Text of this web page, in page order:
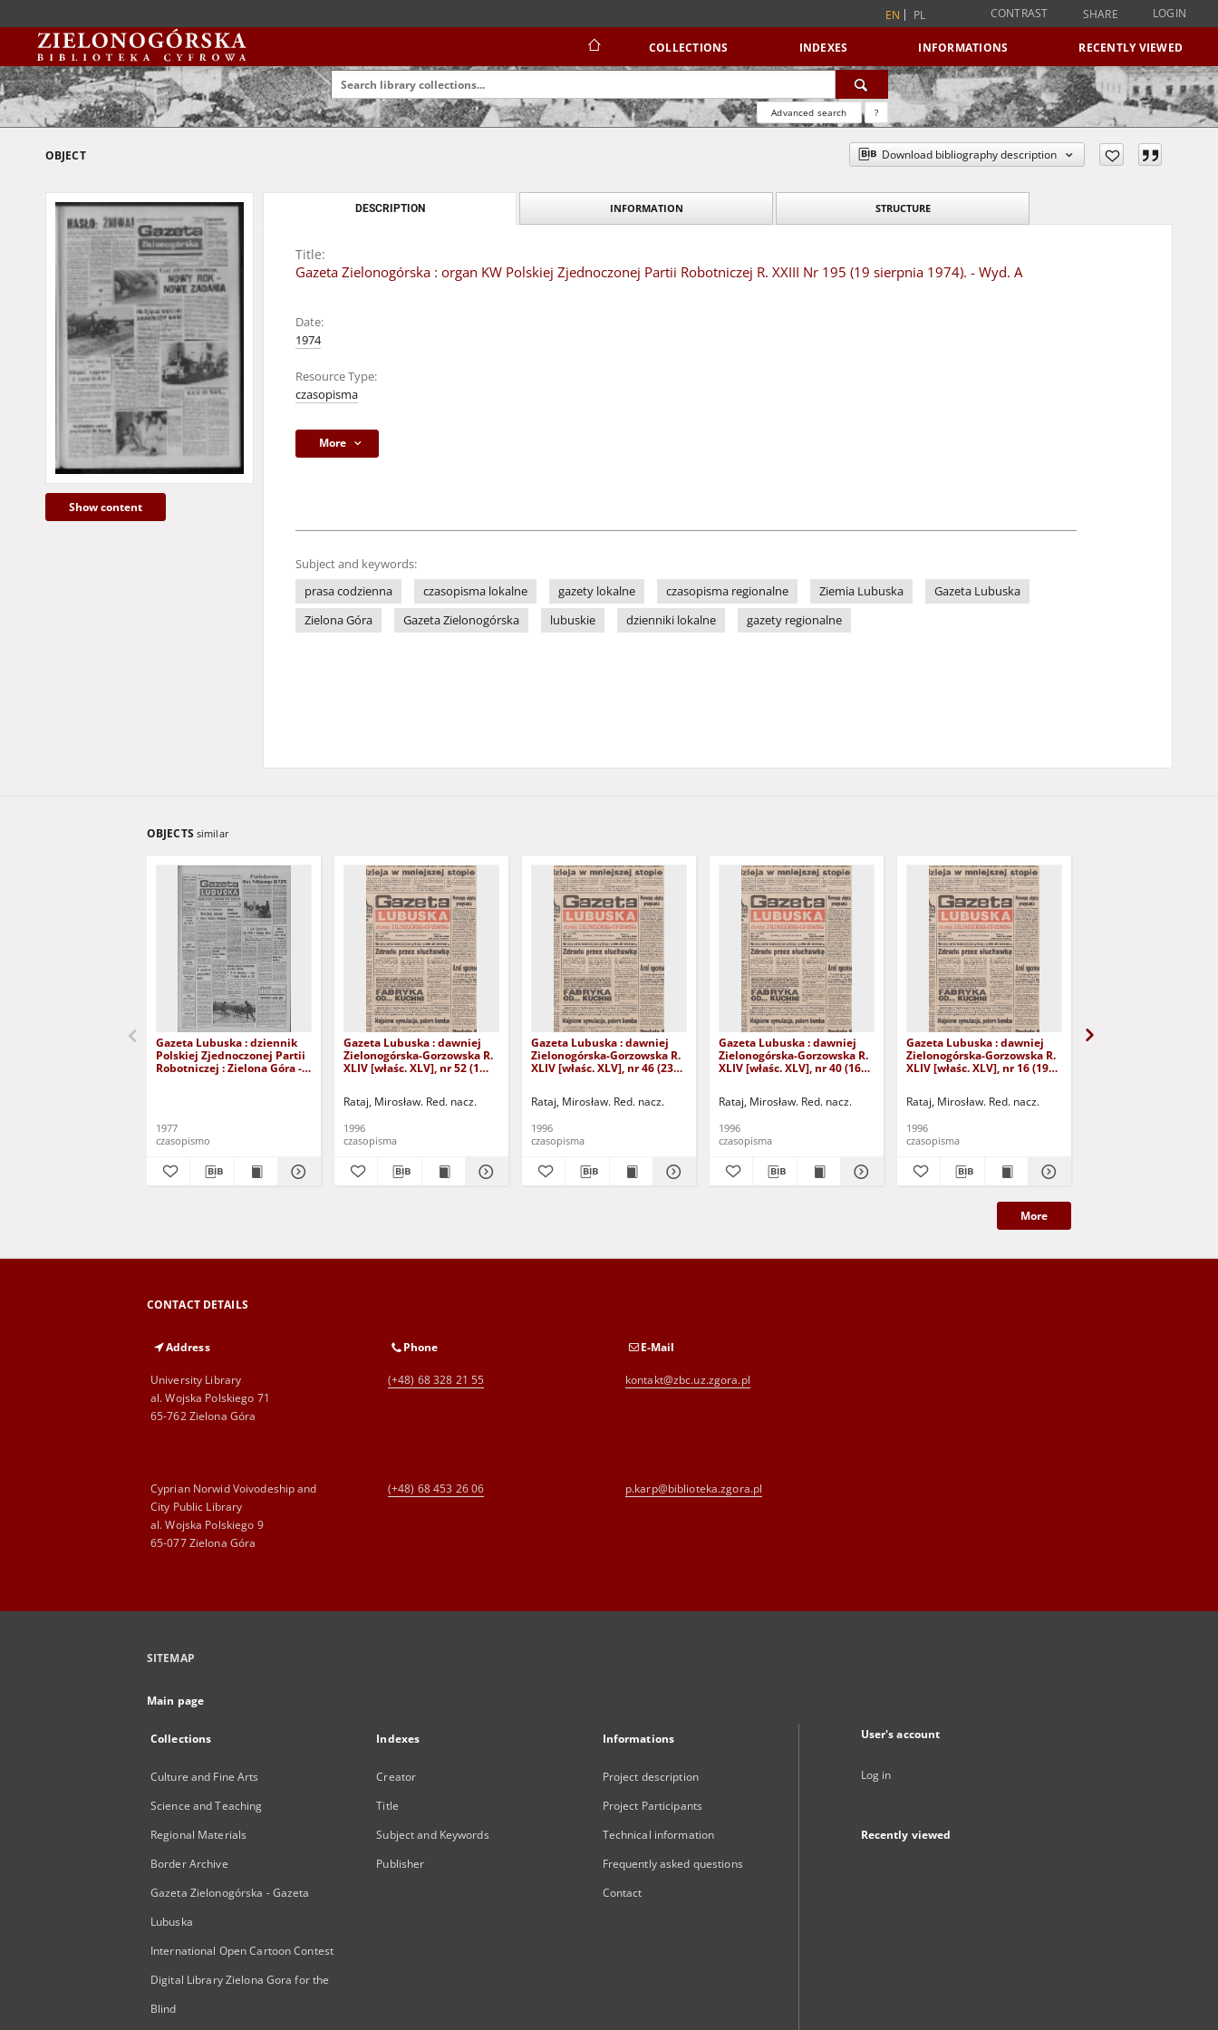
EN PL CONTRAST SHARE LOGIN
COLLECTIONS INDEXES INFORMATIONS RECENTLY VIEWED
Advanced search ?
OBJECT Download bibliography description
Show content
DESCRIPTION INFORMATION STRUCTURE
Title:
Gazeta Zielonogórska : organ KW Polskiej Zjednoczonej Partii Robotniczej R. XXIII Nr 195 (19 sierpnia 1974). - Wyd. A
Date:
1974
Resource Type:
czasopisma
More
Subject and keywords:
prasa codzienna
czasopisma lokalne gazety lokalne czasopisma regionalne Ziemia Lubuska
Gazeta Lubuska
Zielona Góra
Gazeta Zielonogórska lubuskie dzienniki lokalne gazety regionalne
OBJECTS similar
Gazeta Lubuska : dziennik
Polskiej Zjednoczonej Partii
Robotniczej : Zielona Góra -
1977
czasopismo
Gazeta Lubuska : dawniej
Zielonogórska-Gorzowska R.
XLIV [właśc. XLV], nr 52 (1
Rataj, Mirosław. Red. nacz.
1996
czasopisma
Gazeta Lubuska : dawniej
Zielonogórska-Gorzowska R.
XLIV [właśc. XLV], nr 46 (23
Rataj, Mirosław. Red. nacz.
1996
czasopisma
Gazeta Lubuska : dawniej
Zielonogórska-Gorzowska R.
XLIV [właśc. XLV], nr 40 (16
Rataj, Mirosław. Red. nacz.
1996
czasopisma
Gazeta Lubuska : dawniej
Zielonogórska-Gorzowska R.
XLIV [właśc. XLV], nr 16 (19
Rataj, Mirosław. Red. nacz.
1996
czasopisma
More
CONTACT DETAILS
Address
University Library
al. Wojska Polskiego 71
65-762 Zielona Góra
Phone
(+48) 68 328 21 55
E-Mail
kontakt@zbc.uz.zgora.pl
Cyprian Norwid Voivodeship and
City Public Library
al. Wojska Polskiego 9
65-077 Zielona Góra
(+48) 68 453 26 06 p.karp@biblioteka.zgora.pl
SITEMAP
Main page
Collections
Culture and Fine Arts
Science and Teaching
Regional Materials
Border Archive
Gazeta Zielonogórska - Gazeta
Lubuska
International Open Cartoon Contest
Digital Library Zielona Gora for the
Blind
Indexes
Creator
Title
Subject and Keywords
Publisher
Informations
Project description
Project Participants
Technical information
Frequently asked questions
Contact
User's account
Log in
Recently viewed